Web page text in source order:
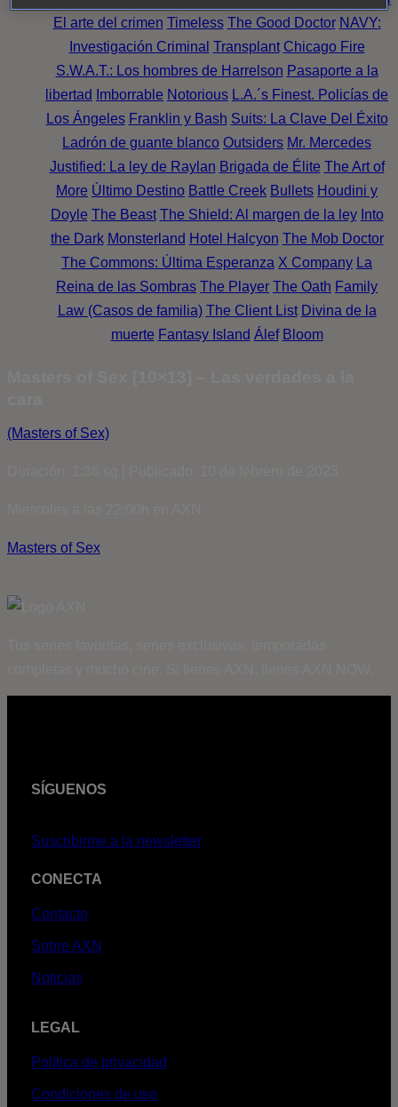
El arte del crimen Timeless The Good Doctor NAVY:
Investigación Criminal Transplant Chicago Fire
S.W.A.T.: Los hombres de Harrelson Pasaporte a la
libertad
Imborrable Notorious L.A.´s Finest. Policías de
Los Ángeles Franklin y Bash Suits: La Clave Del Éxito
Ladrón de guante blanco Outsiders Mr. Mercedes
Justified: La ley de Raylan Brigada de Élite The Art of
More Último Destino Battle Creek Bullets Houdini y
Doyle The Beast The Shield: Al margen de la ley Into
the Dark Monsterland Hotel Halcyon The Mob Doctor
The Commons: Última Esperanza X Company La
Reina de las Sombras The Player The Oath Family
Law (Casos de familia) The Client List Divina de la
muerte Fantasy Island Álef Bloom
(Masters of Sex)
Masters of Sex
SÍGUENOS
Suscribirme a la newsletter
CONECTA
Contacto
Sobre AXN
Noticias
LEGAL
Política de privacidad
Condiciones de uso